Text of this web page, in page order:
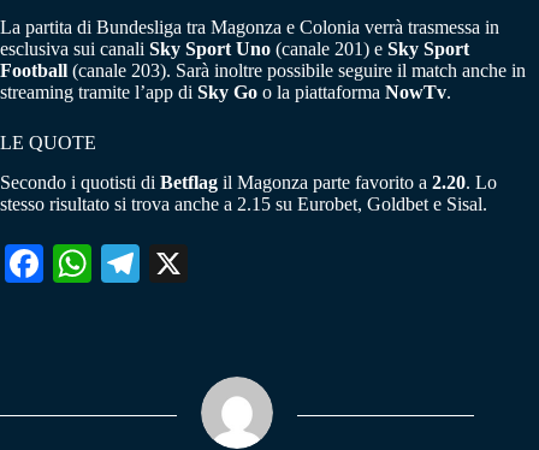
La partita di Bundesliga tra Magonza e Colonia verrà trasmessa in
esclusiva sui canali Sky Sport Uno (canale 201) e Sky Sport
Football (canale 203). Sarà inoltre possibile seguire il match anche in
streaming tramite l’app di Sky Go o la piattaforma NowTv.
LE QUOTE
Secondo i quotisti di Betflag il Magonza parte favorito a 2.20. Lo
stesso risultato si trova anche a 2.15 su Eurobet, Goldbet e Sisal.
Fa W
pp
Te
m